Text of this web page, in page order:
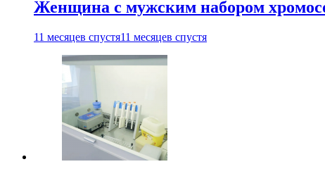
Женщина с мужским набором
11 месяцев спустя11 месяцев спустя